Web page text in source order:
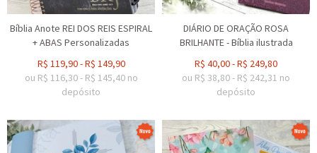
Bíblia Anote REI DOS REIS ESPIRAL
+ ABAS Personalizadas
R$ 119,90-R$ 149,90
ou R$ 116,30- R$ 145,40 no
depósito
DIÁRIO DE ORAÇÃO ROSA
BRILHANTE - Bíblia ilustrada
R$ 40,00-R$ 249,80
ou R$ 38,80- R$ 242,31 no
depósito